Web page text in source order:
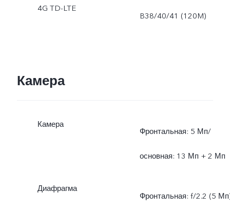
4G TD-LTE
B38/40/41 (120M)
Камера
Камера
Фронтальная: 5 Мп/
основная: 13 Мп + 2 Мп
Диафрагма
Фронтальная: f/2.2 (5